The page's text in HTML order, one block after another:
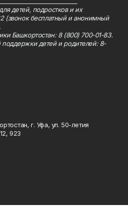
детей, подростков и их
(звонок бесплатный и анонимный
Башкортостан: 8 (800) 700-01-83.
поддержки детей и родителей: 8-
г. Уфа, ул. 50-летия
923